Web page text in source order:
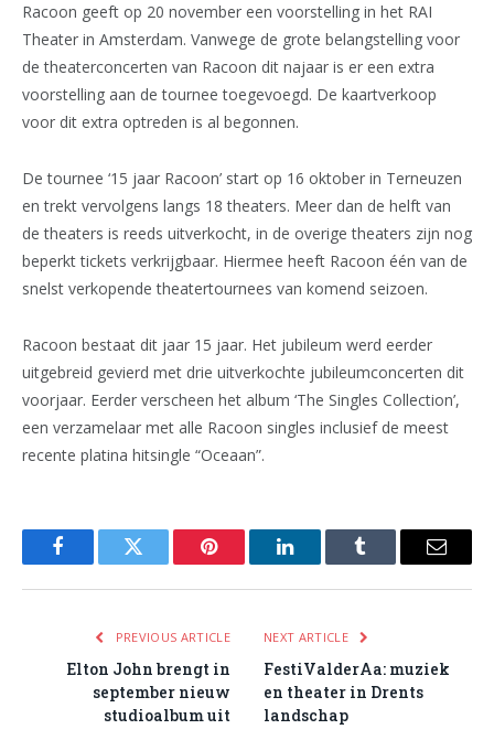
Racoon geeft op 20 november een voorstelling in het RAI
Theater in Amsterdam. Vanwege de grote belangstelling voor
de theaterconcerten van Racoon dit najaar is er een extra
voorstelling aan de tournee toegevoegd. De kaartverkoop
voor dit extra optreden is al begonnen.
De tournee ‘15 jaar Racoon’ start op 16 oktober in Terneuzen
en trekt vervolgens langs 18 theaters. Meer dan de helft van
de theaters is reeds uitverkocht, in de overige theaters zijn nog
beperkt tickets verkrijgbaar. Hiermee heeft Racoon één van de
snelst verkopende theatertournees van komend seizoen.
Racoon bestaat dit jaar 15 jaar. Het jubileum werd eerder
uitgebreid gevierd met drie uitverkochte jubileumconcerten dit
voorjaar. Eerder verscheen het album ‘The Singles Collection’,
een verzamelaar met alle Racoon singles inclusief de meest
recente platina hitsingle “Oceaan”.
FacebookTwitter Pinterest LinkedInTumblr Email
PREVIOUS ARTICLE
Elton John brengt in
september nieuw
studioalbum uit
NEXT ARTICLE
FestiValderAa: muziek
en theater in Drents
landschap